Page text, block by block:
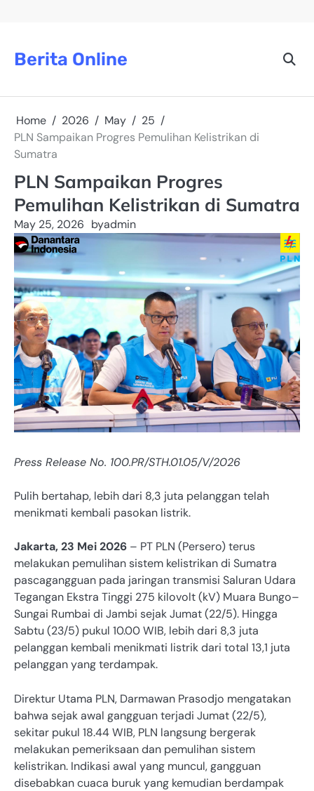
Berita Online
Home 2026 May
25
PLN Sampaikan Progres Pemulihan Kelistrikan di
Sumatra
PLN Sampaikan Progres
Pemulihan Kelistrikan di Sumatra
May 25, 2026 byadmin
Press Release No. 100.PR/STH.01.05/V/2026
Pulih bertahap, lebih dari 8,3 juta pelanggan telah
menikmati kembali pasokan listrik.
Jakarta, 23 Mei 2026 – PT PLN (Persero) terus
melakukan pemulihan sistem kelistrikan di Sumatra
pascagangguan pada jaringan transmisi Saluran Udara
Tegangan Ekstra Tinggi 275 kilovolt (kV) Muara Bungo–
Sungai Rumbai di Jambi sejak Jumat (22/5). Hingga
Sabtu (23/5) pukul 10.00 WIB, lebih dari 8,3 juta
pelanggan kembali menikmati listrik dari total 13,1 juta
pelanggan yang terdampak.
Direktur Utama PLN, Darmawan Prasodjo mengatakan
bahwa sejak awal gangguan terjadi Jumat (22/5),
sekitar pukul 18.44 WIB, PLN langsung bergerak
melakukan pemeriksaan dan pemulihan sistem
kelistrikan. Indikasi awal yang muncul, gangguan
disebabkan cuaca buruk yang kemudian berdampak